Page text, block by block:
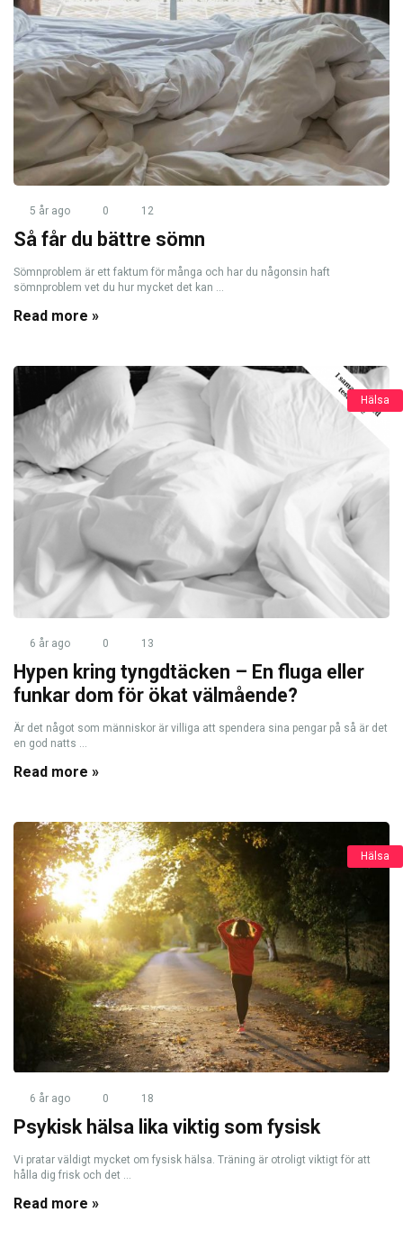
5 år ago 0 12
Så får du bättre sömn
Sömnproblem är ett faktum för många och har du någonsin haft
sömnproblem vet du hur mycket det kan ...
Read more »
Hälsa
6 år ago 0 13
Hypen kring tyngdtäcken – En fluga eller
funkar dom för ökat välmående?
Är det något som människor är villiga att spendera sina pengar på så är det
en god natts ...
Read more »
Hälsa
6 år ago 0 18
Psykisk hälsa lika viktig som fysisk
Vi pratar väldigt mycket om fysisk hälsa. Träning är otroligt viktigt för att
hålla dig frisk och det ...
Read more »